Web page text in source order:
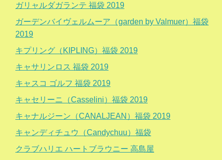
ガリャルダガランテ 福袋 2019
ガーデンバイヴェルムーア（garden by Valmuer）福袋
2019
キプリング（KIPLING）福袋 2019
キャサリンロス 福袋 2019
キャスコ ゴルフ 福袋 2019
キャセリーニ（Casselini）福袋 2019
キャナルジーン（CANALJEAN）福袋 2019
キャンディチュウ（Candychuu）福袋
クラブハリエ ハートブラウニー 高島屋